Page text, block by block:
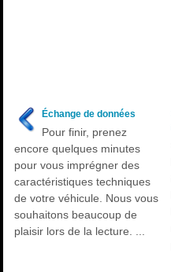
Échange de données
Pour finir, prenez
encore quelques minutes
pour vous imprégner des
caractéristiques techniques
de votre véhicule. Nous vous
souhaitons beaucoup de
plaisir lors de la lecture. ...